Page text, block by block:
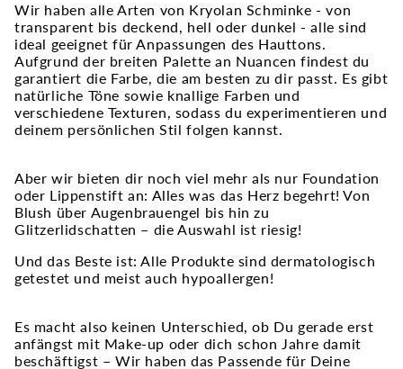
Wir haben alle Arten von Kryolan Schminke - von
transparent bis deckend, hell oder dunkel - alle sind
ideal geeignet für Anpassungen des Hauttons.
Aufgrund der breiten Palette an Nuancen findest du
garantiert die Farbe, die am besten zu dir passt. Es gibt
natürliche Töne sowie knallige Farben und
verschiedene Texturen, sodass du experimentieren und
deinem persönlichen Stil folgen kannst.
Aber wir bieten dir noch viel mehr als nur Foundation
oder Lippenstift an: Alles was das Herz begehrt! Von
Blush über Augenbrauengel bis hin zu
Glitzerlidschatten – die Auswahl ist riesig!
Und das Beste ist: Alle Produkte sind dermatologisch
getestet und meist auch hypoallergen!
Es macht also keinen Unterschied, ob Du gerade erst
anfängst mit Make-up oder dich schon Jahre damit
beschäftigst – Wir haben das Passende für Deine